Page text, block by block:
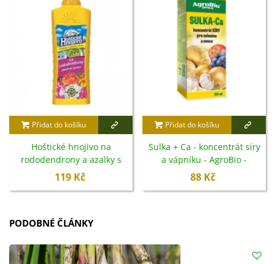
Přidat do košíku
Hoštické hnojivo na
rododendrony a azalky s
guánem - tekuté hnojivo -
119 Kč
Přidat do košíku
Sulka + Ca - koncentrát síry
a vápníku - AgroBio -
hnojivo - 100 ml
88 Kč
PODOBNÉ ČLÁNKY